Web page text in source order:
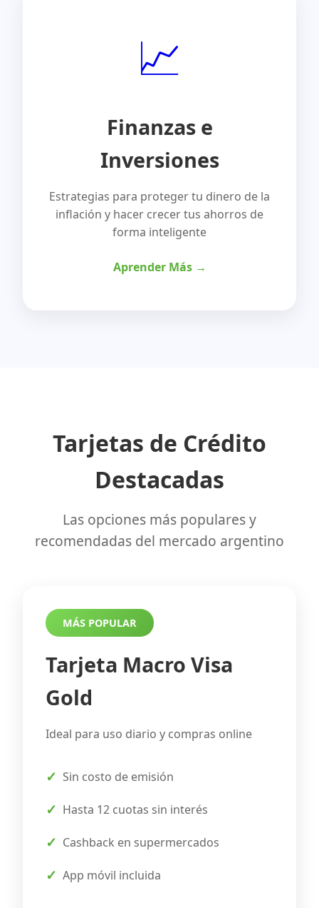
📈
Finanzas e
Inversiones
Estrategias para proteger tu dinero de la
inflación y hacer crecer tus ahorros de
forma inteligente
Aprender Más →
Tarjetas de Crédito
Destacadas
Las opciones más populares y
recomendadas del mercado argentino
MÁS POPULAR
Tarjeta Macro Visa
Gold
Ideal para uso diario y compras online
Sin costo de emisión
Hasta 12 cuotas sin interés
Cashback en supermercados
App móvil incluida